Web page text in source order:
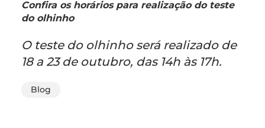
Confira os horários para realização do teste
do olhinho
O teste do olhinho será realizado de
18 a 23 de outubro, das 14h às 17h.
Blog